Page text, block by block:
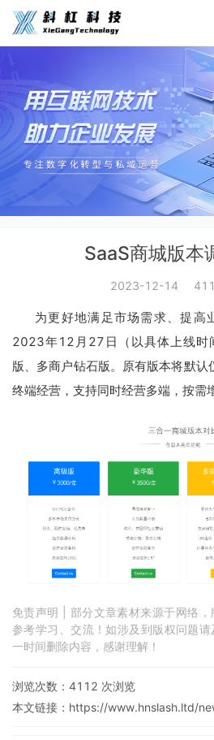
SaaS商城版本
2023-12-14
为更好地满足市场需求、提高
2023年12月27日（以具体上线时
版、多商户钻石版。原有版本将默
终端经营，支持同时经营多端，按需
免责声明 | 部分文章素材来源于网络
参考学习、交流！如涉及到版权问题
一时间删除内容，感谢理解！
浏览次数： 4112 次浏览
本文链接： https://www.hnslash.ltd/